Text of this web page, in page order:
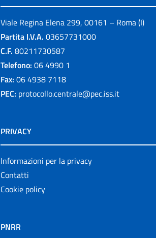
Viale Regina Elena 299, 00161 – Roma (I)
Partita I.V.A. 03657731000
C.F. 80211730587
Telefono: 06 4990 1
Fax: 06 4938 7118
PEC: protocollo.centrale@pec.iss.it
PRIVACY
Informazioni per la privacy
Contatti
Cookie policy
PNRR